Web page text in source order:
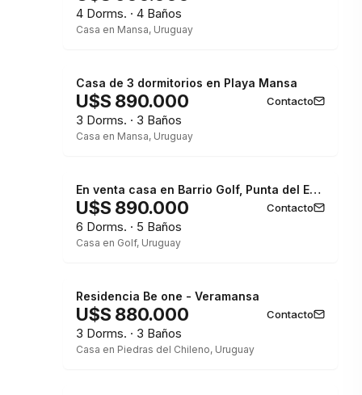
4 Dorms. · 4 Baños
Casa en Mansa, Uruguay
Casa de 3 dormitorios en Playa Mansa
U$S 890.000 Contacto
3 Dorms. · 3 Baños
Casa en Mansa, Uruguay
En venta casa en Barrio Golf, Punta del Este de 6 dormitorios.
U$S 890.000 Contacto
6 Dorms. · 5 Baños
Casa en Golf, Uruguay
Residencia Be one - Veramansa
U$S 880.000 Contacto
3 Dorms. · 3 Baños
Casa en Piedras del Chileno, Uruguay